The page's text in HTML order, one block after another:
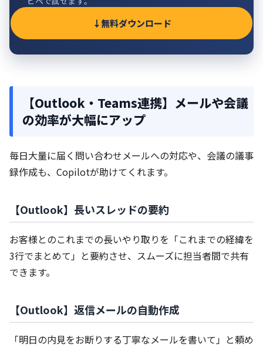
無料ダウンロード
【Outlook・Teams連携】メールや会議
の効率が大幅にアップ
毎日大量に届く問い合わせメールへの対応や、会議の議事
録作成も、Copilotが助けてくれます。
【Outlook】長いスレッドの要約
お客様とのこれまでの長いやり取りを「これまでの経緯を
3行でまとめて」と要約させ、スムーズに担当者間で共有
できます。
【Outlook】返信メールの自動作成
「明日の内見をお断りする丁寧なメールを書いて」と頼め